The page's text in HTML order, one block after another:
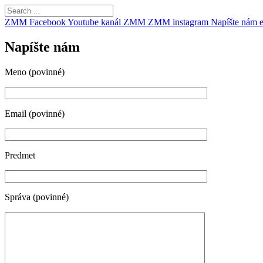
ZMM FacebookYoutube kanál ZMM ZMM instagram Napíšte nám
Napíšte nám
Meno (povinné)
Email (povinné)
Predmet
Správa (povinné)